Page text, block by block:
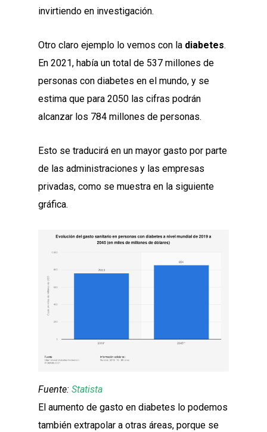
invirtiendo en investigación.
Otro claro ejemplo lo vemos con la diabetes.
En 2021, había un total de 537 millones de
personas con diabetes en el mundo, y se
estima que para 2050 las cifras podrán
alcanzar los 784 millones de personas.
Esto se traducirá en un mayor gasto por parte
de las administraciones y las empresas
privadas, como se muestra en la siguiente
gráfica.
Fuente: Statista
El aumento de gasto en diabetes lo podemos
también extrapolar a otras áreas, porque se